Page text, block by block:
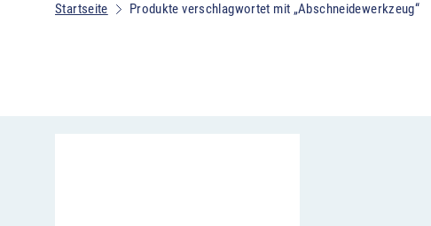
Startseite Produkte verschlagwortet mit „Abschneidewerkzeug“